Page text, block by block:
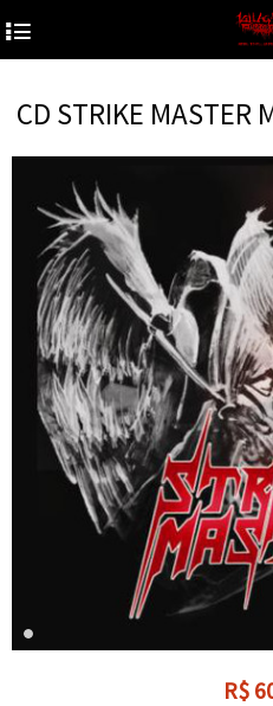
4
CD STRIKE
R$